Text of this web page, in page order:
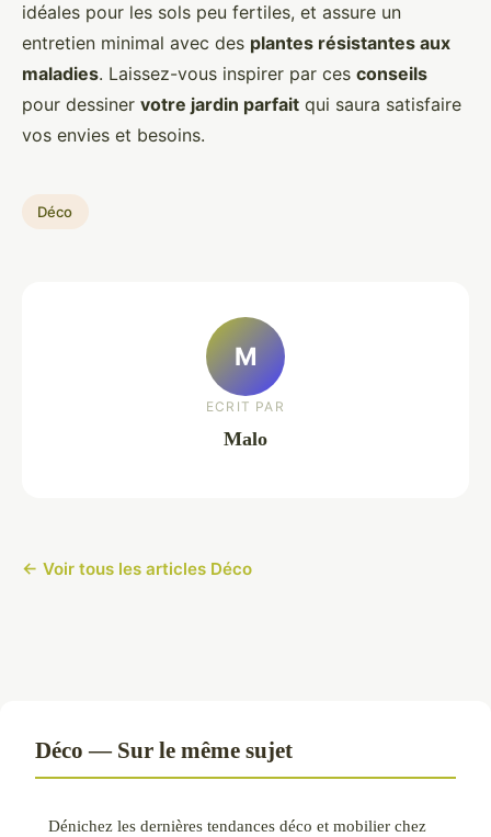
idéales pour les sols peu fertiles, et assure un
entretien minimal avec des plantes résistantes aux
maladies. Laissez-vous inspirer par ces conseils
pour dessiner votre jardin parfait qui saura satisfaire
vos envies et besoins.
Déco
M
ECRIT PAR
Malo
← Voir tous les articles Déco
Déco — Sur le même sujet
Dénichez les dernières tendances déco et mobilier chez